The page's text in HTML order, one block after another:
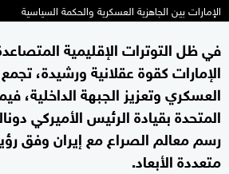
الإمارات بين الجاهزية العسكرية والحكمة السياسية
في ظل التوترات الإقليمية
الإمارات كقوة عقلانية ورشيدة،
العسكري وتعزيز الجبهة الداخلية،
المتحدة بقيادة الرئيس الأميركي
رسم معالم الصراع مع إيران وفق
متعددة الأبعاد.